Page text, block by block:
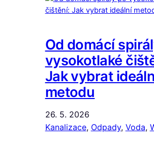
Od domácí
vysokotlaké
Jak vybrat
metodu
26. 5. 2026
Kanalizace, Odpady, Voda,